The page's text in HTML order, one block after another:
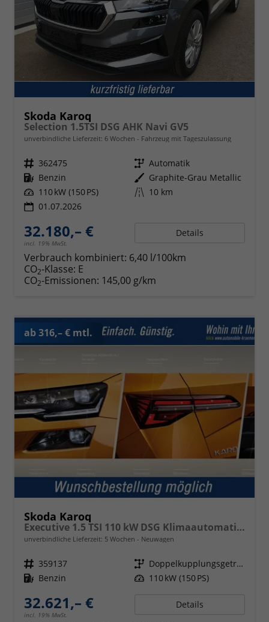
Skoda Karoq
Selection 1.5TSI DSG AHK Navi GV5
unverbindliche Lieferzeit: 6 Wochen Fahrzeug mit Tageszulassung
Fahrzeugnr. 362475 Getriebe Automatik
Kraftstoff Benzin Außenfarbe Graphite-Grau Metallic
Leistung 110 kW (150 PS) Kilometerstand 10 km
01.07.2026
32.180,– €
incl. 19% MwSt.
Details
Verbrauch kombiniert: 6,40 l/100km
CO2-Klasse: E
CO2-Emissionen: 145,00 g/km
ab 316,– € mtl.
Skoda Karoq
Executive 1.5 TSI 110 kW DSG Klimaautomatik, Metallfarbe, ACC ,PDC v+h, LED, Smart Link, Rückkamera, Sun Set, Reserverad, 4 Jahre Garantie
unverbindliche Lieferzeit: 5 Wochen Neuwagen
Fahrzeugnr. 359137 Getriebe
Doppelkupplungsgetriebe (DSG)
Kraftstoff Benzin Leistung 110 kW (150 PS)
32.621,– €
incl. 19% MwSt.
Details